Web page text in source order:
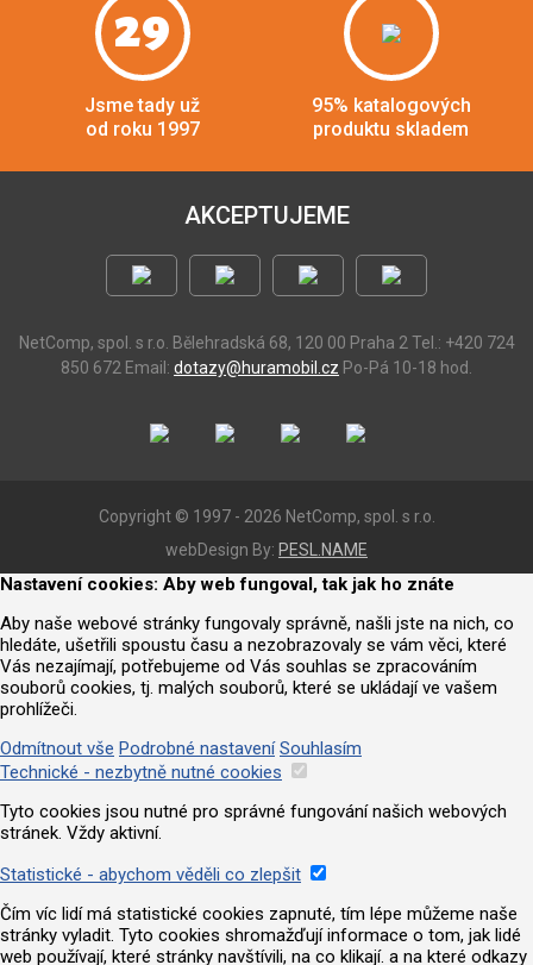
29
Jsme tady už
od roku 1997
95% katalogových
produktu skladem
AKCEPTUJEME
NetComp, spol. s r.o. Bělehradská 68, 120 00 Praha 2 Tel.: +420 724
850 672 Email: dotazy@huramobil.cz Po-Pá 10-18 hod.
Copyright © 1997 - 2026 NetComp, spol. s r.o.
webDesign By: PESL.NAME
Nastavení cookies: Aby web fungoval, tak jak ho znáte
Aby naše webové stránky fungovaly správně, našli jste na nich, co
hledáte, ušetřili spoustu času a nezobrazovaly se vám věci, které
Vás nezajímají, potřebujeme od Vás souhlas se zpracováním
souborů cookies, tj. malých souborů, které se ukládají ve vašem
prohlížeči.
Odmítnout vše Podrobné nastavení Souhlasím
Technické - nezbytně nutné cookies
Tyto cookies jsou nutné pro správné fungování našich webových
stránek. Vždy aktivní.
Statistické - abychom věděli co zlepšit
Čím víc lidí má statistické cookies zapnuté, tím lépe můžeme naše
stránky vyladit. Tyto cookies shromažďují informace o tom, jak lidé
web používají, které stránky navštívili, na co klikají. a na které odkazy